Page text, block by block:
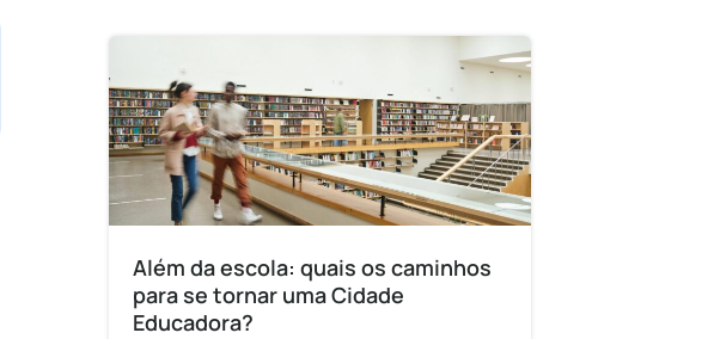
Além da escola: quais os caminhos
para se tornar uma Cidade
Educadora?